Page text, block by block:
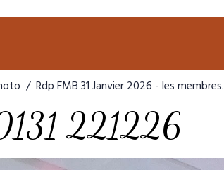
Rdp FMB 31 Janvier 2026 - les membres.
221226